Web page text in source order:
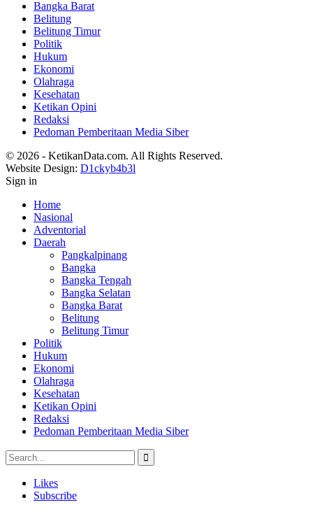
Bangka Barat
Belitung
Belitung Timur
Politik
Hukum
Ekonomi
Olahraga
Kesehatan
Ketikan Opini
Redaksi
Pedoman Pemberitaan Media Siber
© 2026 - KetikanData.com. All Rights Reserved.
Website Design: D1ckyb4b3l
Sign in
Home
Nasional
Adventorial
Daerah
Pangkalpinang
Bangka
Bangka Tengah
Bangka Selatan
Bangka Barat
Belitung
Belitung Timur
Politik
Hukum
Ekonomi
Olahraga
Kesehatan
Ketikan Opini
Redaksi
Pedoman Pemberitaan Media Siber
Likes
Subscribe